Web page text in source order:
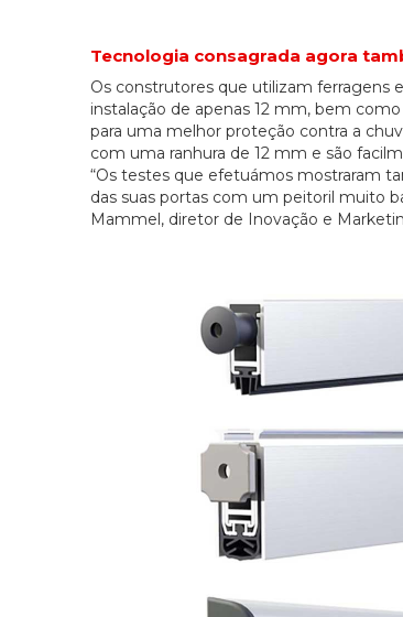
Tecnologia consagrada agora
Os construtores que utilizam ferragens
instalação de apenas 12 mm, bem
para uma melhor proteção contra a
com uma ranhura de 12 mm e são
“Os testes que efetuámos mostraram
das suas portas com um peitoril muito
Mammel, diretor de Inovação e